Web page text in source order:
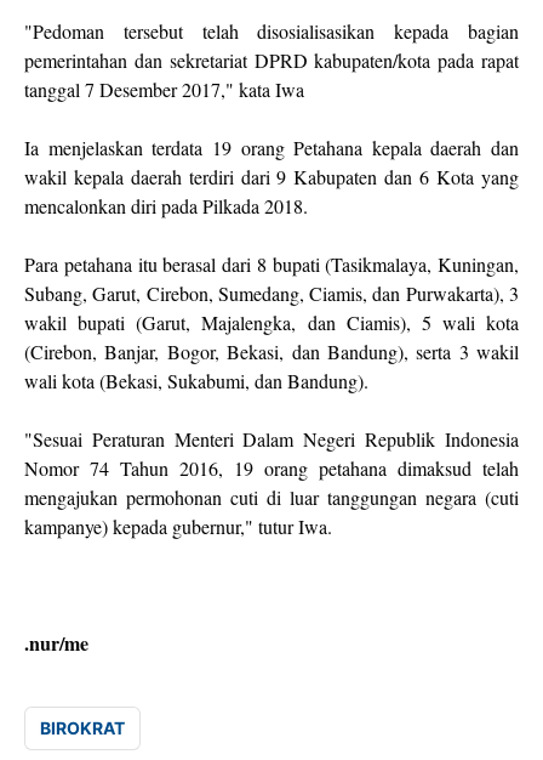
"Pedoman tersebut telah disosialisasikan kepada bagian
pemerintahan dan sekretariat DPRD kabupaten/kota pada rapat
tanggal 7 Desember 2017," kata Iwa
Ia menjelaskan terdata 19 orang Petahana kepala daerah dan
wakil kepala daerah terdiri dari 9 Kabupaten dan 6 Kota yang
mencalonkan diri pada Pilkada 2018.
Para petahana itu berasal dari 8 bupati (Tasikmalaya, Kuningan,
Subang, Garut, Cirebon, Sumedang, Ciamis, dan Purwakarta), 3
wakil bupati (Garut, Majalengka, dan Ciamis), 5 wali kota
(Cirebon, Banjar, Bogor, Bekasi, dan Bandung), serta 3 wakil
wali kota (Bekasi, Sukabumi, dan Bandung).
"Sesuai Peraturan Menteri Dalam Negeri Republik Indonesia
Nomor 74 Tahun 2016, 19 orang petahana dimaksud telah
mengajukan permohonan cuti di luar tanggungan negara (cuti
kampanye) kepada gubernur," tutur Iwa.
.nur/me
BIROKRAT